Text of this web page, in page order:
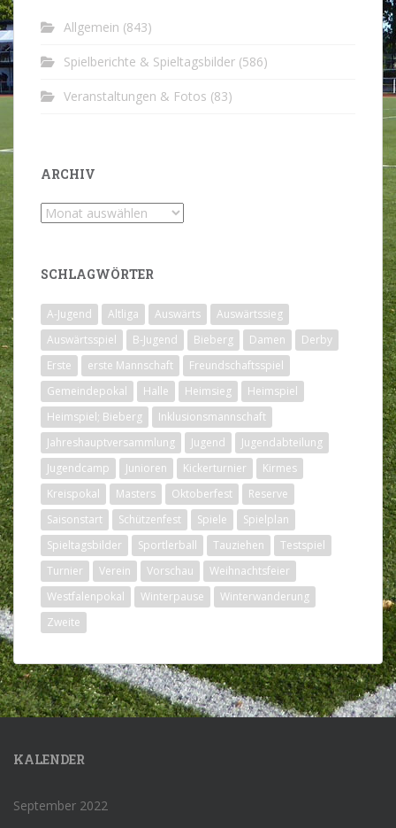
Allgemein (843)
Spielberichte & Spieltagsbilder (586)
Veranstaltungen & Fotos (83)
ARCHIV
Archiv
SCHLAGWÖRTER
A-Jugend Altliga Auswärts
Auswärtssieg
Auswärtsspiel
B-Jugend Bieberg Damen
Derby
Erste
erste Mannschaft
Freundschaftsspiel
Gemeindepokal
Halle Heimsieg
Heimspiel
Heimspiel; Bieberg
Inklusionsmannschaft
Jahreshauptversammlung
Jugend
Jugendabteilung
Jugendcamp
Junioren Kickerturnier
Kirmes
Kreispokal
Masters Oktoberfest
Reserve
Saisonstart
Schützenfest Spiele
Spielplan
Spieltagsbilder
Sportlerball Tauziehen
Testspiel
Turnier
Verein Vorschau
Weihnachtsfeier
Westfalenpokal
Winterpause
Winterwanderung
Zweite
KALENDER
September 2022